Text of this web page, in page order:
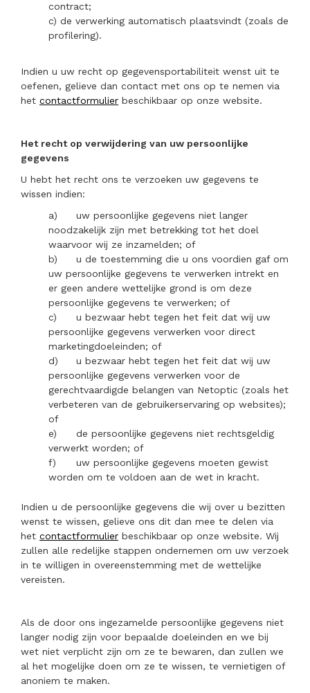
contract;
c) de verwerking automatisch plaatsvindt (zoals de
profilering).
Indien u uw recht op gegevensportabiliteit wenst uit te
oefenen, gelieve dan contact met ons op te nemen via
het contactformulier beschikbaar op onze website.
Het recht op verwijdering van uw persoonlijke
gegevens
U hebt het recht ons te verzoeken uw gegevens te
wissen indien:
a)
uw persoonlijke gegevens niet langer
noodzakelijk zijn met betrekking tot het doel
waarvoor wij ze inzamelden; of
b)
u de toestemming die u ons voordien gaf om
uw persoonlijke gegevens te verwerken intrekt en
er geen andere wettelijke grond is om deze
persoonlijke gegevens te verwerken; of
c)
u bezwaar hebt tegen het feit dat wij uw
persoonlijke gegevens verwerken voor direct
marketingdoeleinden; of
d)
u bezwaar hebt tegen het feit dat wij uw
persoonlijke gegevens verwerken voor de
gerechtvaardigde belangen van Netoptic (zoals het
verbeteren van de gebruikerservaring op websites);
of
e)
de persoonlijke gegevens niet rechtsgeldig
verwerkt worden; of
f)
uw persoonlijke gegevens moeten gewist
worden om te voldoen aan de wet in kracht.
Indien u de persoonlijke gegevens die wij over u bezitten
wenst te wissen, gelieve ons dit dan mee te delen via
het contactformulier beschikbaar op onze website. Wij
zullen alle redelijke stappen ondernemen om uw verzoek
in te willigen in overeenstemming met de wettelijke
vereisten.
Als de door ons ingezamelde persoonlijke gegevens niet
langer nodig zijn voor bepaalde doeleinden en we bij
wet niet verplicht zijn om ze te bewaren, dan zullen we
al het mogelijke doen om ze te wissen, te vernietigen of
anoniem te maken.